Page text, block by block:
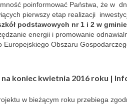
poinformować Państwa, że w
pierwszy etap realizacji
podstawowych nr 1 i 2 w gminie
energii i promowanie
Europejskiego Obszaru
koniec kwietnia 2016 roku |
w bieżącym roku przebiega